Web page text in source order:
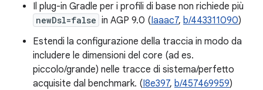
Il plug-in Gradle per i profili di base non richiede più
newDsl=false in AGP 9.0 (Iaaac7, b/443311090)
Estendi la configurazione della traccia in modo da
includere le dimensioni del core (ad es.
piccolo/grande) nelle tracce di sistema/perfetto
acquisite dal benchmark. (I8e397, b/457469959)